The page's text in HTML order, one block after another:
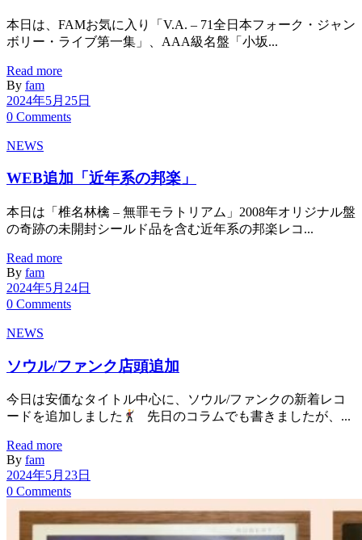
本日は、FAMお気に入り「V.A. – 71全日本フォーク・ジャン
ボリー・ライブ第一集」、AAA級名盤「小坂...
Read more
By fam
2024年5月25日
0 Comments
NEWS
WEB追加「近年系の邦楽」
本日は「椎名林檎 – 無罪モラトリアム」2008年オリジナル盤
の奇跡の未開封シールド品を含む近年系の邦楽レコ...
Read more
By fam
2024年5月24日
0 Comments
NEWS
ソウル/ファンク店頭追加
今日は安価なタイトル中心に、ソウル/ファンクの新着レコ
ードを追加しました
先日のコラムでも書きましたが、...
Read more
By fam
2024年5月23日
0 Comments